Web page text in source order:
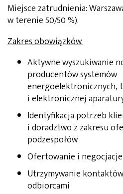
Miejsce zatrudnienia:
w terenie 50/50 %).
Zakres obowiązków:
Aktywne wyszukiwanie
producentów systemów
energoelektronicznych,
i elektronicznej
Identyfikacja potrzeb
i doradztwo z zakresu
podzespołów
Ofertowanie i
Utrzymywanie
odbiorcami